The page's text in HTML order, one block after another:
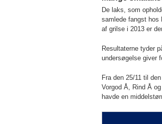
De laks, som
samlede fangst hos
af grilse i 2013 er
Resultaterne tyder
undersøgelse giver
Fra den 25/11 til
Vorgod Å, Rind Å
havde en